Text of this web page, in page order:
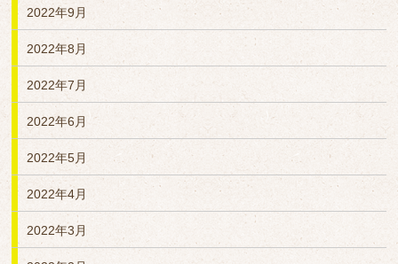
2022年9月
2022年8月
2022年7月
2022年6月
2022年5月
2022年4月
2022年3月